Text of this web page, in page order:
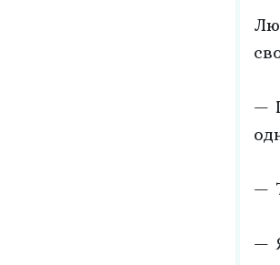
—
—
—